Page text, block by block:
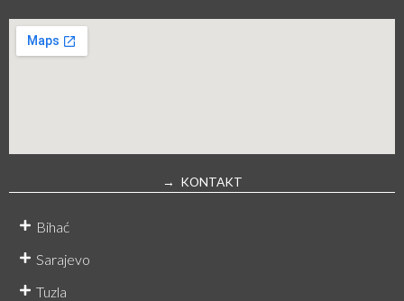
→ KONTAKT
Bihać
Sarajevo
Tuzla